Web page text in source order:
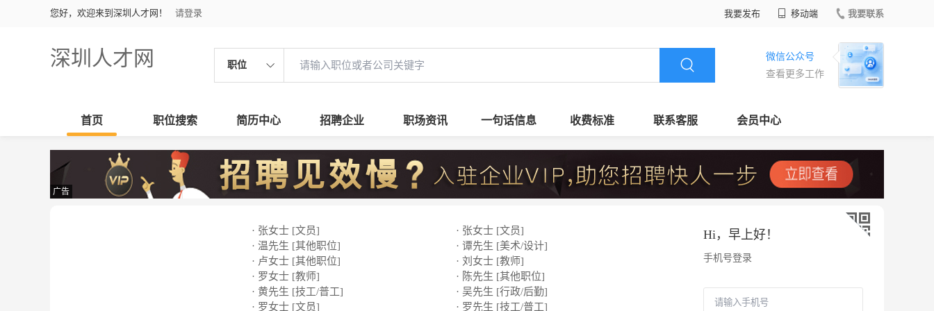
您好，欢迎来到深圳人才网！ 请登录 我要发布 移动端 我要联系
深圳人才网 职位
微信公众号
查看更多工作
首页 职位搜索 简历中心 招聘企业 职场资讯 一句话信息 收费标准 联系客服 会员中心
广告
· 张女士 [文员]
· 张女士 [文员]
· 温先生 [其他职位]
· 谭先生 [美术/设计]
· 卢女士 [其他职位]
· 刘女士 [教师]
· 罗女士 [教师]
· 陈先生 [其他职位]
· 黄先生 [技工/普工]
· 吴先生 [行政/后勤]
· 罗女士 [文员]
· 罗先生 [技工/普工]
Hi， 早上好！
手机号登录